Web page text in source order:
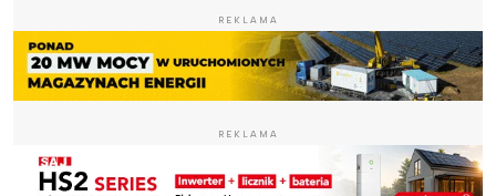
REKLAMA
REKLAMA